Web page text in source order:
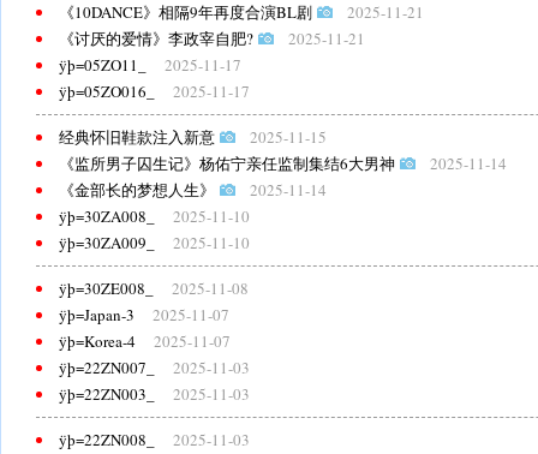
《10DANCE》相隔9年再度合演BL剧
2025-11-21
《讨厌的爱情》李政宰自肥?
2025-11-21
ÿþ=05ZO11_
2025-11-17
ÿþ=05ZO016_
2025-11-17
经典怀旧鞋款注入新意
2025-11-15
《监所男子囚生记》杨佑宁亲任监制集结6大男神
2025-11-14
《金部长的梦想人生》
2025-11-14
ÿþ=30ZA008_
2025-11-10
ÿþ=30ZA009_
2025-11-10
ÿþ=30ZE008_
2025-11-08
ÿþ=Japan-3
2025-11-07
ÿþ=Korea-4
2025-11-07
ÿþ=22ZN007_
2025-11-03
ÿþ=22ZN003_
2025-11-03
ÿþ=22ZN008_
2025-11-03